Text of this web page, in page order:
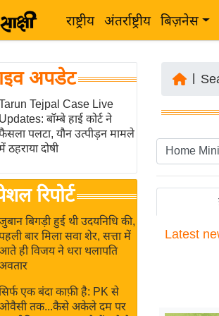
राष्ट्रीय अंतर्राष्ट्रीय बिज़नेस
अपडेट
Tejpal Case Live
Updates: बॉम्बे हाई कोर्ट ने
पलटा, यौन उत्पीड़न मामले
ठहराया दोषी
रिपोर्ट
बिगड़ी हुई थी उदयनिधि की,
बार मिला सवा शेर, सत्ता में
ही विजय ने धरा थलापति
एक बंदा काफ़ी है: PK से
तक...कैसे अकेले दम पर
Latest